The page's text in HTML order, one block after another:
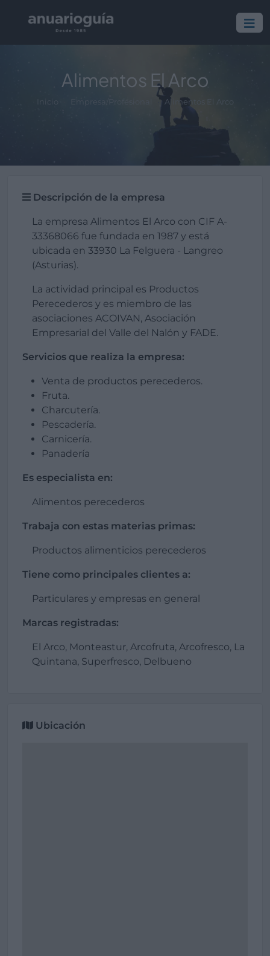
Alimentos El Arco
Alimentos El Arco
Descripción de la empresa
La empresa Alimentos El Arco con CIF A-
33368066 fue fundada en 1987 y está
ubicada en 33930 La Felguera - Langreo
(Asturias).
La actividad principal es Productos
Perecederos y es miembro de las
asociaciones ACOIVAN, Asociación
Empresarial del Valle del Nalón y FADE.
Servicios que realiza la empresa:
Venta de productos perecederos.
Fruta.
Charcutería.
Pescadería.
Carnicería.
Panadería
Es especialista en:
Alimentos perecederos
Trabaja con estas materias primas:
Productos alimenticios perecederos
Tiene como principales clientes a:
Particulares y empresas en general
Marcas registradas:
El Arco, Monteastur, Arcofruta, Arcofresco, La
Quintana, Superfresco, Delbueno
Ubicación